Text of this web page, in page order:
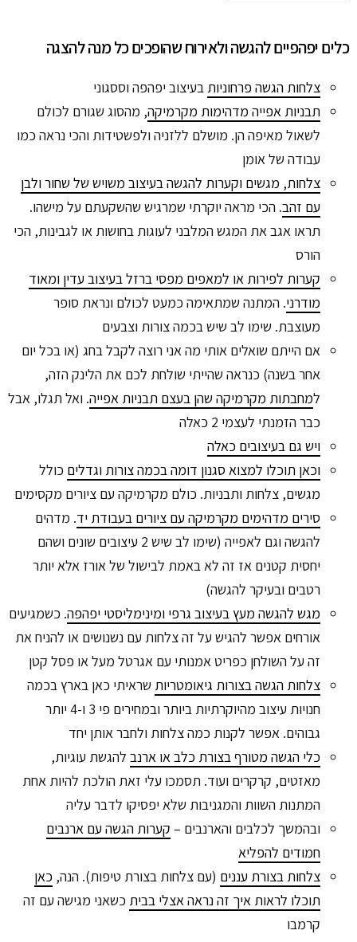
כלים יפהפיים להגשה ולאירוח שהופכים כל מנה להצגה
צלחות הגשה פרחוניות בעיצוב יפהפה וססגוני
תבניות אפייה מדהימות מקרמיקה, מהסוג שגורם לכולם
לשאול מאיפה הן. מושלם ללזניה ולפשטידות והכי נראה כמו
עבודה של אומן
צלחות, מגשים וקערות להגשה בעיצוב משויש של שחור ולבן
עם זהב. הכי מראה יוקרתי שמרגיש שהשקעתם על מישהו.
תראו אגב את המגש המלבני לעוגות בחושות או לגבינות, הכי
הורס
קערות לפירות או למאפים מפסי ברזל בעיצוב עדין ומאוד
מודרני. המתנה שמתאימה כמעט לכולם ונראת סופר
מעוצבת. שימו לב שיש בכמה צורות וצבעים
אם הייתם שואלים אותי מה אני רוצה לקבל בחג (או בכל יום
אחר בשנה) כנראה שהייתי שולחת לכם את הלינק הזה,
למחבתות מקרמיקה שהן בעצם תבניות אפייה. ואל תגלו, אבל
כבר הזמנתי לעצמי 2 כאלה
ויש גם בעיצובים כאלה
וכאן תוכלו למצוא סגנון דומה בכמה צורות וגדלים כולל
מגשים, צלחות ותבניות. כולם מקרמיקה עם ציורים מקסימים
סירים מדהימים מקרמיקה עם ציורים בעבודת יד. מדהים
להגשה וגם לאפייה (שימו לב שיש 2 עיצובים שונים ושהם
יחסית קטנים אז זה לא באמת לבישול של אורז אלא יותר
רטבים ובעיקר להגשה)
מגש להגשה מעץ בעיצוב גרפי ומינימליסטי יפהפה. כשמגיעים
אורחים אפשר להגיש על זה צלחות עם נשנושים או להניח את
זה על השולחן כפריט אמנותי עם אגרטל מעל או פסל קטן
צלחות הגשה בצורות גיאומטריות שראיתי כאן בארץ בכמה
חנויות עיצוב מהיוקרתיות ביותר ובמחירים פי 3 ו-4 יותר
גבוהים. אפשר לקנות כמה צלחות ולחבר אותן יחד
כלי הגשה מטורף בצורת כלב או ארנב להגשת עוגיות,
מאזטים, קרקרים ועוד. תסמכו עלי זאת הולכת להיות אחת
המתנות השוות והמגניבות שלא יפסיקו לדבר עליה
ובהמשך לכלבים והארנבים – קערות הגשה עם ארנבים
חמודים להפליא
צלחות בצורת עננים (עם צלחות בצורת טיפות). הנה, כאן
תוכלו לראות איך זה נראה אצלי בבית כשאני מגישה עם זה
קרמבו